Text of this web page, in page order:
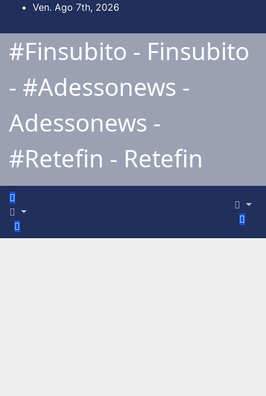
contenuto
Ven. Ago 7th, 2026
#Finsubito - Finsubito
- #Adessonews -
Adessonews -
#Retefin - Retefin